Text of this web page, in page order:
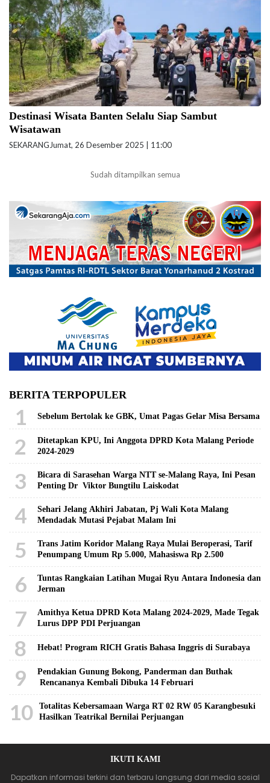
Destinasi Wisata Banten Selalu Siap Sambut
Wisatawan
SEKARANGJumat, 26 Desember 2025 | 11:00
Sudah ditampilkan semua
BERITA TERPOPULER
1 Sebelum Bertolak ke GBK, Umat Pagas Gelar Misa Bersama
2
Ditetapkan KPU, Ini Anggota DPRD Kota Malang Periode
2024-2029
3
Bicara di Sarasehan Warga NTT se-Malang Raya, Ini Pesan
Penting Dr Viktor Bungtilu Laiskodat
4
Sehari Jelang Akhiri Jabatan, Pj Wali Kota Malang
Mendadak Mutasi Pejabat Malam Ini
5
Trans Jatim Koridor Malang Raya Mulai Beroperasi, Tarif
Penumpang Umum Rp 5.000, Mahasiswa Rp 2.500
6
Tuntas Rangkaian Latihan Mugai Ryu Antara Indonesia dan
Jerman
7
Amithya Ketua DPRD Kota Malang 2024-2029, Made Tegak
Lurus DPP PDI Perjuangan
8 Hebat! Program RICH Gratis Bahasa Inggris di Surabaya
9
Pendakian Gunung Bokong, Panderman dan Buthak
Rencananya Kembali Dibuka 14 Februari
10
Totalitas Kebersamaan Warga RT 02 RW 05 Karangbesuki
Hasilkan Teatrikal Bernilai Perjuangan
IKUTI KAMI
Dapatkan informasi terkini dan terbaru langsung dari media sosial